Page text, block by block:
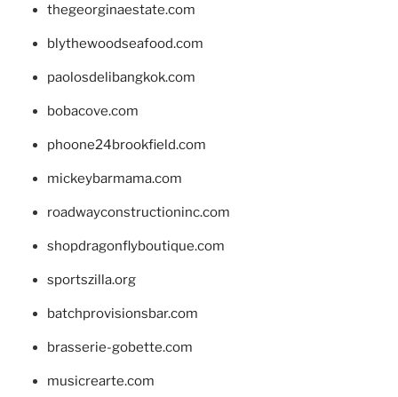
thegeorginaestate.com
blythewoodseafood.com
paolosdelibangkok.com
bobacove.com
phoone24brookfield.com
mickeybarmama.com
roadwayconstructioninc.com
shopdragonflyboutique.com
sportszilla.org
batchprovisionsbar.com
brasserie-gobette.com
musicrearte.com